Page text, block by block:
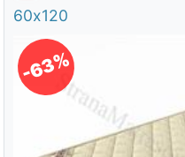
60х120
-63%